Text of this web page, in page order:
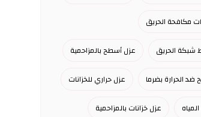
مكافحة الحريق
الحريق عزل أسطح بالمزاحمية
الحرارة بضرما عزل حراري للخزانات
عزل خزانات بالمزاحمية